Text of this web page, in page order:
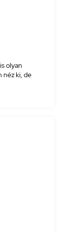
olyan
néz ki, de